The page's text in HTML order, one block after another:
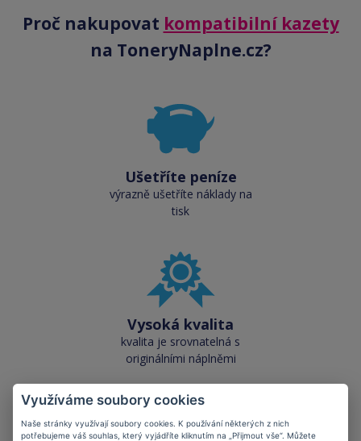
Proč nakupovat kompatibilní kazety
na ToneryNaplne.cz?
Ušetříte peníze
výrazně ušetříte náklady na
tisk
Vysoká kvalita
kvalita je srovnatelná s
originálními náplněmi
Využíváme soubory cookies
Naše stránky využívají soubory cookies. K používání některých z nich
potřebujeme váš souhlas, který vyjádříte kliknutím na „Přijmout vše“. Můžete